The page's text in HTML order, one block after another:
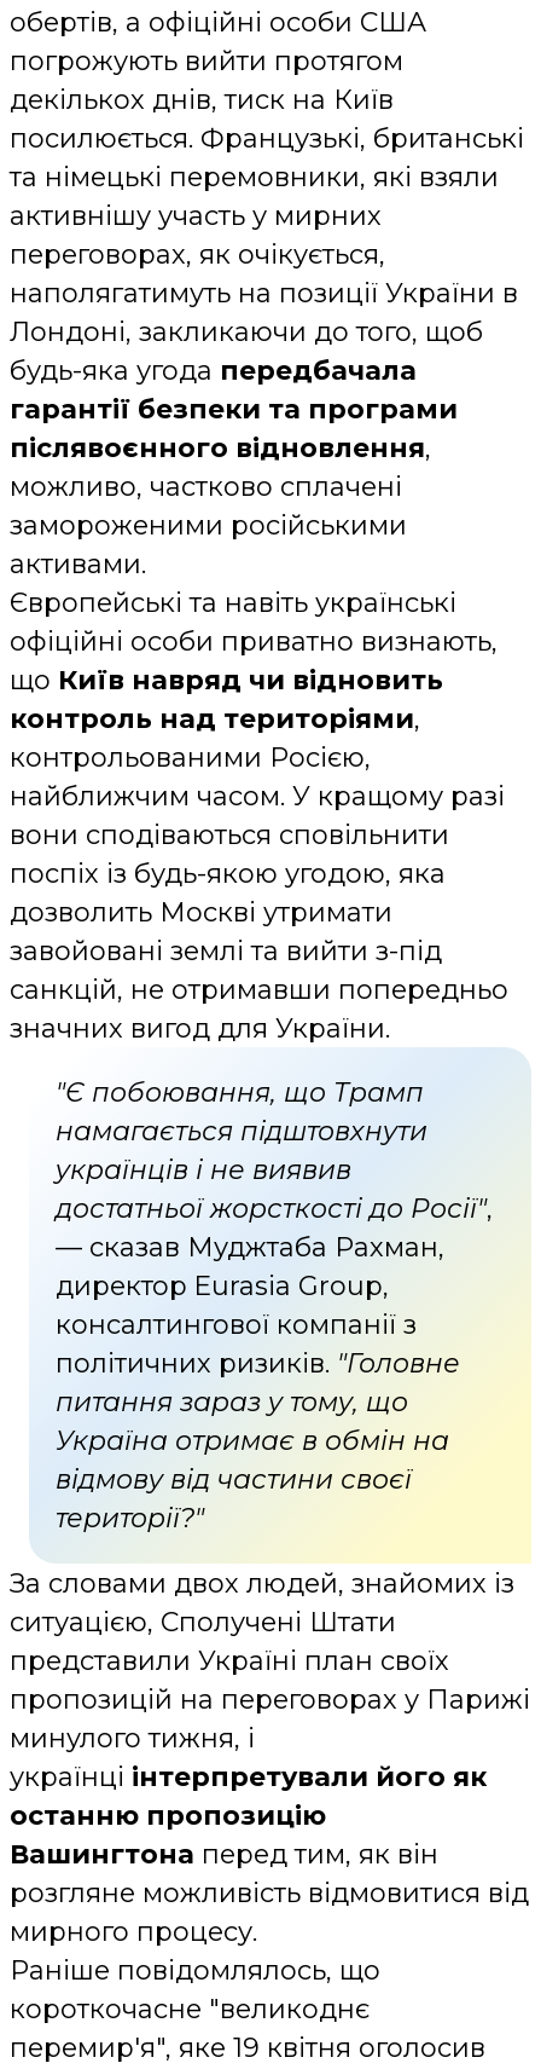
обертів, а офіційні особи США
погрожують вийти протягом
декількох днів, тиск на Київ
посилюється. Французькі, британські
та німецькі перемовники, які взяли
активнішу участь у мирних
переговорах, як очікується,
наполягатимуть на позиції України в
Лондоні, закликаючи до того, щоб
будь-яка угода передбачала
гарантії безпеки та програми
післявоєнного відновлення,
можливо, частково сплачені
замороженими російськими
активами.
Європейські та навіть українські
офіційні особи приватно визнають,
що Київ навряд чи відновить
контроль над територіями,
контрольованими Росією,
найближчим часом. У кращому разі
вони сподіваються сповільнити
поспіх із будь-якою угодою, яка
дозволить Москві утримати
завойовані землі та вийти з-під
санкцій, не отримавши попередньо
значних вигод для України.
"Є побоювання, що Трамп
намагається підштовхнути
українців і не виявив
достатньої жорсткості до Росії",
— сказав Муджтаба Рахман,
директор Eurasia Group,
консалтингової компанії з
політичних ризиків. "Головне
питання зараз у тому, що
Україна отримає в обмін на
відмову від частини своєї
території?"
За словами двох людей, знайомих із
ситуацією, Сполучені Штати
представили Україні план своїх
пропозицій на переговорах у Парижі
минулого тижня, і
українці інтерпретували його як
останню пропозицію
Вашингтона перед тим, як він
розгляне можливість відмовитися від
мирного процесу.
Раніше повідомлялось, що
короткочасне "великоднє
перемир'я", яке 19 квітня оголосив